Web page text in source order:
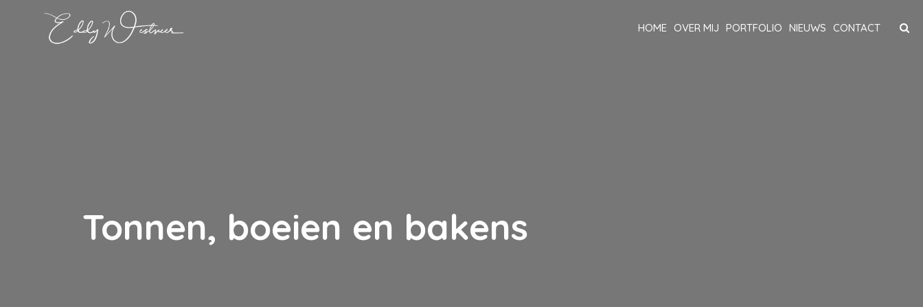
HOME OVER MIJ PORTFOLIO NIEUWS CONTACT
Tonnen, boeien en bakens